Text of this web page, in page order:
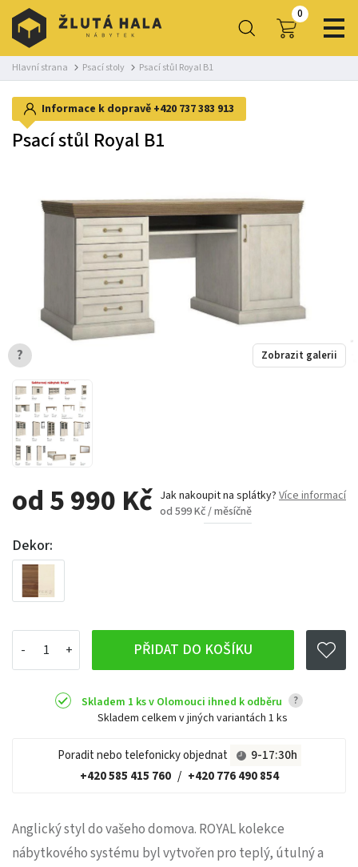
0
Hlavní strana Psací stoly Psací stůl Royal B1
od 5 990 Kč Jak nakoupit na splátky? Více informací
od 599 Kč / měsíčně
Dekor:
PŘIDAT DO KOŠÍKU
Skladem 1 ks v Olomouci ihned k odběru ?
Skladem celkem v jiných variantách 1 ks
Poradit nebo telefonicky objednat
9-17:30h
+420 585 415 760 / +420 776 490 854
Informace k dopravě +420 737 383 913
Psací stůl Royal B1
Zobrazit galerii
?
Anglický styl do vašeho domova. ROYAL kolekce
nábytkového systému byl vytvořen pro teplý, útulný a